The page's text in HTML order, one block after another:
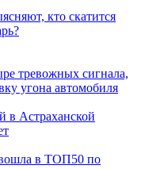
кто скатится
тревожных сигнала,
угона автомобиля
в Астраханской
вошла в ТОП50 по